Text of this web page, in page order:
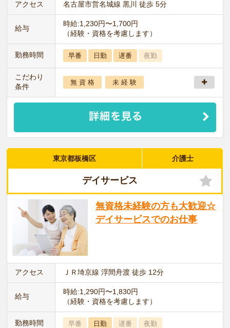
アクセス 名古屋市営名城線 黒川 徒歩 5分
給与
時給:1,230円〜1,700円
（経験・資格を考慮します）
勤務時間 早番 日勤 遅番 夜勤
こだわり
条件
無 資 格 未 経 験
東京都板橋区 介護士
デイサービス
無資格未経験の方も大歓迎☆
デイサービスでのお仕事
アクセス ＪＲ埼京線 浮間舟渡 徒歩 12分
給与
時給:1,290円〜1,830円
（経験・資格を考慮します）
勤務時間 早番 日勤 遅番 夜勤